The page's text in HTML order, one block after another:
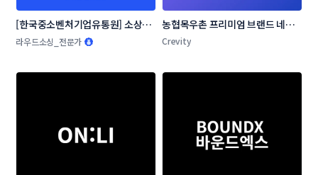
[한국중소벤처기업유통원] 소상공
인 온라인 판로지원사업 네이밍 공
라우드소싱_전문가
농협목우촌 프리미엄 브랜드 네이
밍 공모
Crevity